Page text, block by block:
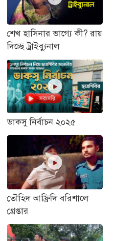
শেখ হাসিনার ভাগ্যে কী? রায়
দিচ্ছে ট্রাইব্যুনাল
ডাকসু নির্বাচন ২০২৫
তৌহিদ আফ্রিদি বরিশালে
গ্রেপ্তার